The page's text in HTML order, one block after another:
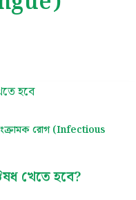
রোগ (Infectious
খেতে হবে?